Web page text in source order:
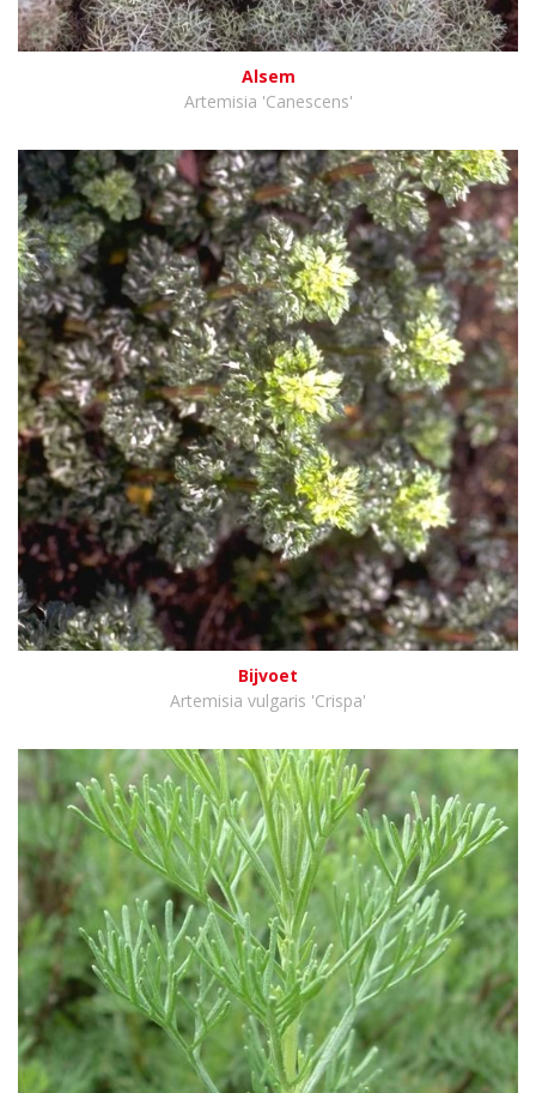
Alsem
Artemisia 'Canescens'
Bijvoet
Artemisia vulgaris 'Crispa'